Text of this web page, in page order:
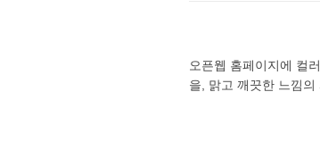
오픈웹 홈페이지에 컬
을, 맑고 깨끗한 느낌의